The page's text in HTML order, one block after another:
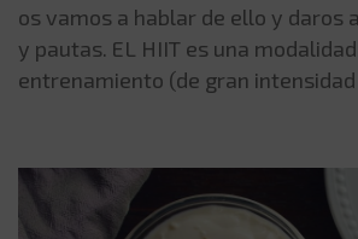
os vamos a hablar de ello y daros
y pautas. EL HIIT es una
entrenamiento (de gran